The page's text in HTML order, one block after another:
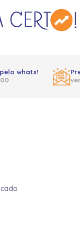
whats!